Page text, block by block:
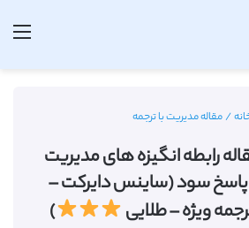
/مقاله مدیریت با ترجمه
رابطه انگیزه های مدیریت
سود (ساینس دایرکت –
)